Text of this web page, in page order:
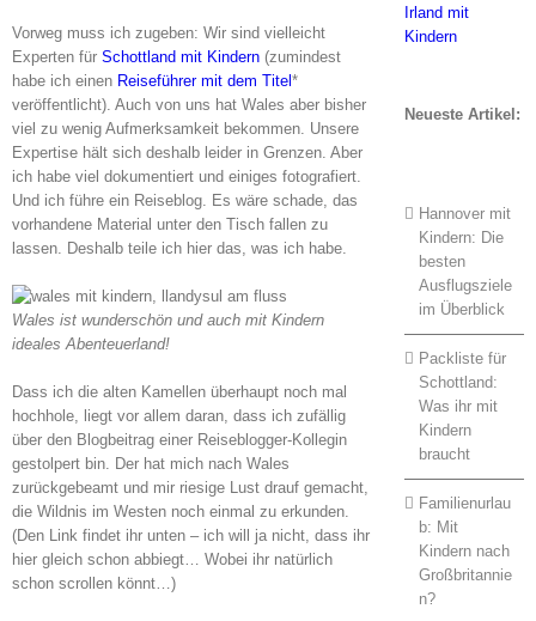
Vorweg muss ich zugeben: Wir sind vielleicht
Experten für Schottland mit Kindern (zumindest
habe ich einen Reiseführer mit dem Titel *
veröffentlicht). Auch von uns hat Wales aber bisher
viel zu wenig Aufmerksamkeit bekommen. Unsere
Expertise hält sich deshalb leider in Grenzen. Aber
ich habe viel dokumentiert und einiges fotografiert.
Und ich führe ein Reiseblog. Es wäre schade, das
vorhandene Material unter den Tisch fallen zu
lassen. Deshalb teile ich hier das, was ich habe.
Wales ist wunderschön und auch mit Kindern
ideales Abenteuerland!
Dass ich die alten Kamellen überhaupt noch mal
hochhole, liegt vor allem daran, dass ich zufällig
über den Blogbeitrag einer Reiseblogger-Kollegin
gestolpert bin. Der hat mich nach Wales
zurückgebeamt und mir riesige Lust drauf gemacht,
die Wildnis im Westen noch einmal zu erkunden.
(Den Link findet ihr unten – ich will ja nicht, dass ihr
hier gleich schon abbiegt… Wobei ihr natürlich
schon scrollen könnt…)
Neueste Artikel:
Hannover mit
Kindern: Die
besten
Ausflugsziele
im Überblick
Packliste für
Schottland:
Was ihr mit
Kindern
braucht
Familienurlau
b: Mit
Kindern nach
Großbritannie
n?